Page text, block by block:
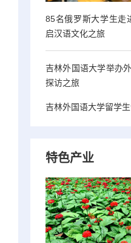
85名俄罗斯大学生走
启汉语文化之旅
吉林外国语大学举办
探访之旅
吉林外国语大学留学
特色产业